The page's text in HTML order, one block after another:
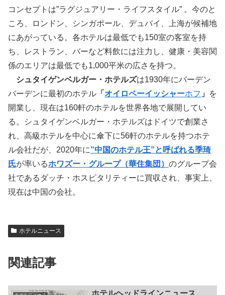
コンセプトは”ラグジュアリー・ライフスタイル” 。今のと
ころ、ロンドン、シンガポール、デュバイ、上海が候補地
にあがっている。各ホテルは最低でも150室の客室を持
ち、レストラン、バーなど料飲には注力し、健康・美容関
係のエリアは最低でも1,000平米の広さを持つ。
シュタイゲンベルガー・ホテルズは1930年にバーデン
バーデンに最初のホテル 「 オイロペーイッシャーホフ 」
を
開業し、現在は160軒のホテルを世界各地で展開してい
る。シュタイゲンベルガー・ホテルズはドイツで創業さ
れ、高級ホテルを中心に傘下に56軒のホテルを持つホテ
ル会社だが、2020年に”中国のホテル王”と呼ばれる季琦
氏が率いるホワズー・グループ（華住集団） のグループ会
社であるダッチ・ホスピタリティーに買収され、事実上、
現在は中国の会社。
ホテルニュース
関連記事
ホテルヘッドラインニュース